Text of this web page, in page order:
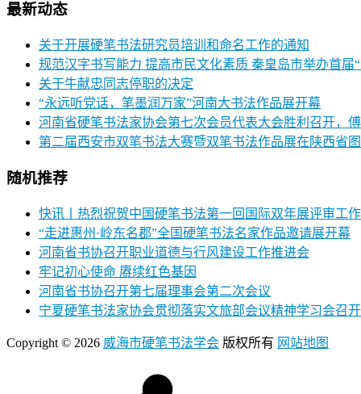
最新动态
关于开展硬笔书法研究员培训和命名工作的通知
规范汉字书写能力 提高市民文化素质 秦皇岛市举办首届
关于牛献忠同志停职的决定
“永远听党话，笔墨润万家”河南大书法作品展开幕
河南省硬笔书法家协会第七次会员代表大会胜利召开，
第二届西安市双笔书法大赛暨双笔书法作品展在陕西省图
随机推荐
快讯丨热烈祝贺中国硬笔书法第一回国际双年展评审工
“走进惠州·岭东名郡”全国硬笔书法名家作品邀请展开幕
河南省书协召开职业道德与行风建设工作推进会
牢记初心使命 赓续红色基因
河南省书协召开第七届理事会第二次会议
宁夏硬笔书法家协会贯彻落实文旅部会议精神学习会召开
Copyright © 2026 威海市硬笔书法学会 版权所有 网站地图